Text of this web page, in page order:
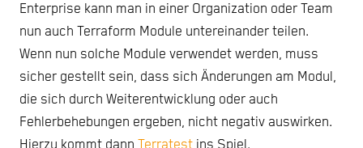
Enterprise kann man in einer Organization oder Team
nun auch Terraform Module untereinander teilen.
Wenn nun solche Module verwendet werden, muss
sicher gestellt sein, dass sich Änderungen am Modul,
die sich durch Weiterentwicklung oder auch
Fehlerbehebungen ergeben, nicht negativ auswirken.